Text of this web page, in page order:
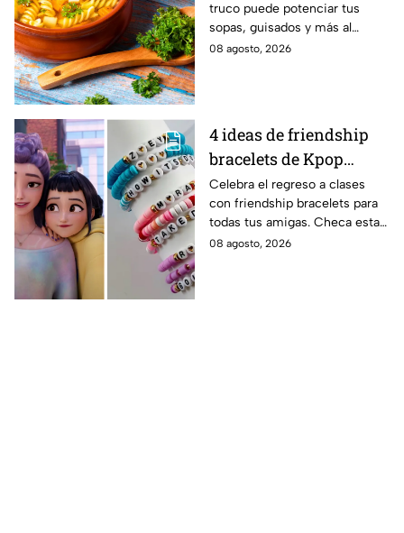
darle sabor extra al
caldillo
truco puede potenciar tus
sopas, guisados y más al
máximo.
08 agosto, 2026
4 ideas de friendship
bracelets de Kpop
Demon Hunters para
intercambiar con tus
mejores amigas este
regreso a clases
Celebra el regreso a clases
con friendship bracelets para
todas tus amigas. Checa estas
4 ideas inspiradas en Kpop
08 agosto, 2026